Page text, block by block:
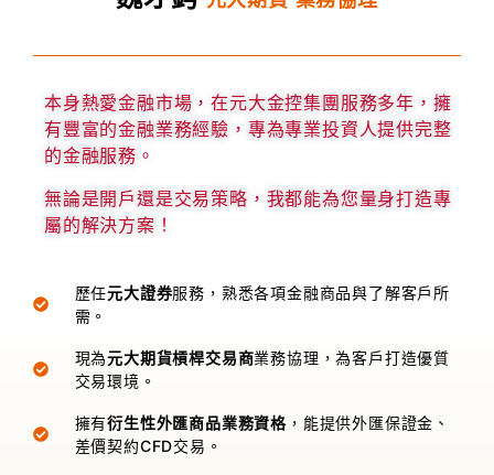
本身熱愛金融市場，在元大金控集團服務多年，擁
有豐富的金融業務經驗，專為專業投資人提供完整
的金融服務。
無論是開戶還是交易策略，我都能為您量身打造專
屬的解決方案！
歷任元大證券服務，熟悉各項金融商品與了解客戶所
需。
現為元大期貨槓桿交易商業務協理，為客戶打造優質
交易環境。
擁有衍生性外匯商品業務資格，能提供外匯保證金、
差價契約CFD交易。